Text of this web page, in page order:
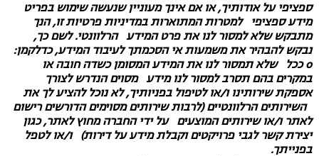
ספציפי על אודותיך, או אם אינך מעוניין שנעשה שימוש בפריט
מידע ספציפי למטרות המתוארות במדיניות פרטיות זו, הנך
מתבקש שלא למסור לנו את פרט המידע הרלוונטי. לשם כך,
נבקש להבהיר את משמעות אי הסכמתך לעיבוד המידע, כדלקמן:
o ככל שלא תמסור לנו את המידע המסומן כשדה חובה או
במקרים בהם תסרב למסור לנו מידע מסוים הנדרש לצורך
אספקת שירותינו ו/או לטיפול בפניותיך, לא נוכל להציע לך את
השירותים הרלוונטיים (לרבות שירותים מסוימים הדורשים רישום
לאתר ו/או שירותים המוצעים על ידי החברה מחוץ לאתר, כגון
יצירת קשר לגבי פרויקטים וקבלת מידע על דירות) ו/או לטפל
בפנייתך.